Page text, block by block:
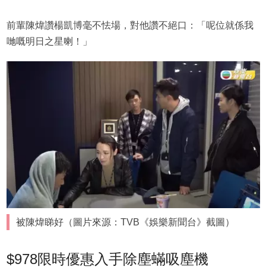
前輩陳煒讚楊凱博毫不怯場，對他讚不絕口：「呢位就係我
哋嘅明日之星喇！」
被陳煒睇好（圖片來源：TVB《娛樂新聞台》截圖）
$978限時優惠入手除塵蟎吸塵機